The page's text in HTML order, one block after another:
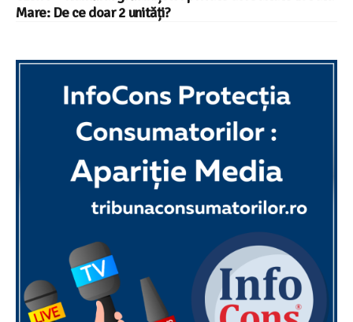
Mare: De ce doar 2 unități?